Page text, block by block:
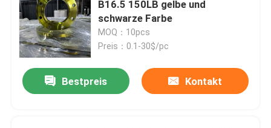
B16.5 150LB gelbe und
schwarze Farbe
MOQ：10pcs
Preis：0.1-30$/pc
Bestpreis Kontakt